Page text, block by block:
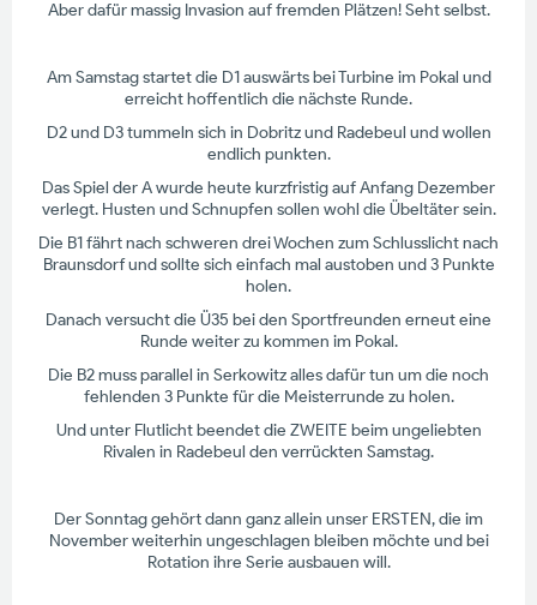
Aber dafür massig Invasion auf fremden Plätzen! Seht selbst.
Am Samstag startet die D1 auswärts bei Turbine im Pokal und
erreicht hoffentlich die nächste Runde.
D2 und D3 tummeln sich in Dobritz und Radebeul und wollen
endlich punkten.
Das Spiel der A wurde heute kurzfristig auf Anfang Dezember
verlegt. Husten und Schnupfen sollen wohl die Übeltäter sein.
Die B1 fährt nach schweren drei Wochen zum Schlusslicht nach
Braunsdorf und sollte sich einfach mal austoben und 3 Punkte
holen.
Danach versucht die Ü35 bei den Sportfreunden erneut eine
Runde weiter zu kommen im Pokal.
Die B2 muss parallel in Serkowitz alles dafür tun um die noch
fehlenden 3 Punkte für die Meisterrunde zu holen.
Und unter Flutlicht beendet die ZWEITE beim ungeliebten
Rivalen in Radebeul den verrückten Samstag.
Der Sonntag gehört dann ganz allein unser ERSTEN, die im
November weiterhin ungeschlagen bleiben möchte und bei
Rotation ihre Serie ausbauen will.